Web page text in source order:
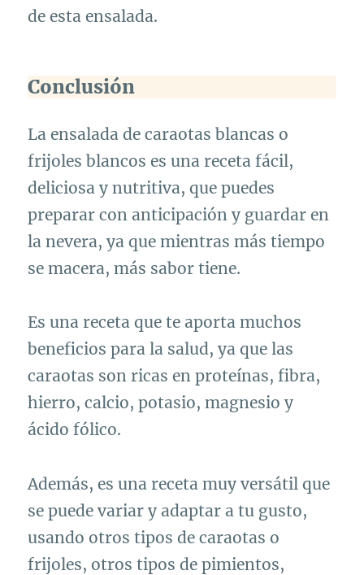
de esta ensalada.
Conclusión
La ensalada de caraotas blancas o
frijoles blancos es una receta fácil,
deliciosa y nutritiva, que puedes
preparar con anticipación y guardar en
la nevera, ya que mientras más tiempo
se macera, más sabor tiene.
Es una receta que te aporta muchos
beneficios para la salud, ya que las
caraotas son ricas en proteínas, fibra,
hierro, calcio, potasio, magnesio y
ácido fólico.
Además, es una receta muy versátil que
se puede variar y adaptar a tu gusto,
usando otros tipos de caraotas o
frijoles, otros tipos de pimientos,